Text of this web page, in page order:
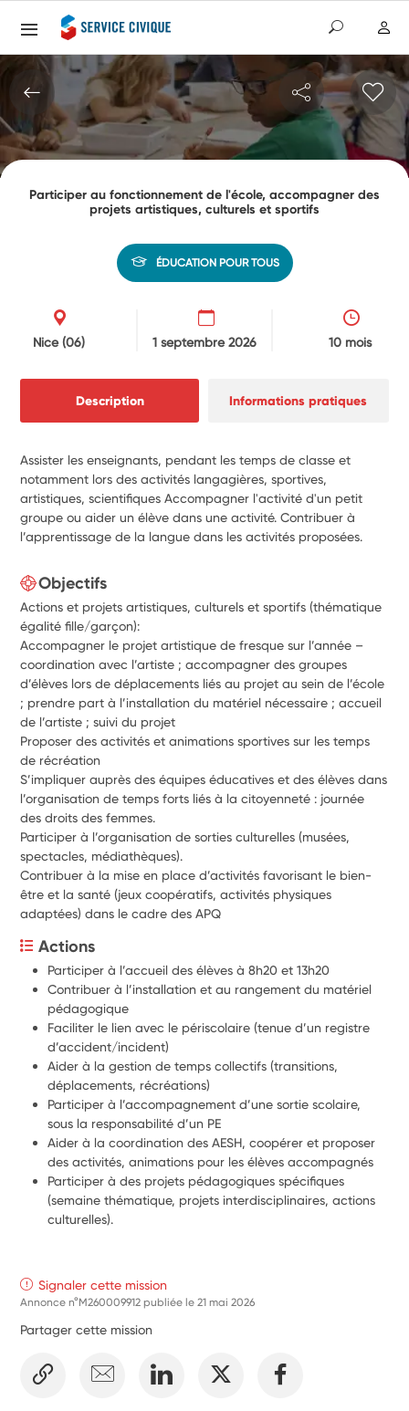
Participer au fonctionnement de l'école, accompagner des
projets artistiques, culturels et sportifs
ÉDUCATION POUR TOUS
Nice(06) 1 septembre 2026 10 mois
Description Informations pratiques
Assister les enseignants, pendant les temps de classe et
notamment lors des activités langagières, sportives,
artistiques, scientifiques Accompagner l'activité d'un petit
groupe ou aider un élève dans une activité. Contribuer à
l’apprentissage de la langue dans les activités proposées.
Objectifs
Actions et projets artistiques, culturels et sportifs (thématique
égalité fille/garçon):
Accompagner le projet artistique de fresque sur l’année –
coordination avec l’artiste ; accompagner des groupes
d’élèves lors de déplacements liés au projet au sein de l’école
; prendre part à l’installation du matériel nécessaire ; accueil
de l’artiste ; suivi du projet
Proposer des activités et animations sportives sur les temps
de récréation
S’impliquer auprès des équipes éducatives et des élèves dans
l’organisation de temps forts liés à la citoyenneté : journée
des droits des femmes.
Participer à l’organisation de sorties culturelles (musées,
spectacles, médiathèques).
Contribuer à la mise en place d’activités favorisant le bien-
être et la santé (jeux coopératifs, activités physiques
adaptées) dans le cadre des APQ
Actions
Participer à l’accueil des élèves à 8h20 et 13h20
Contribuer à l’installation et au rangement du matériel
pédagogique
Faciliter le lien avec le périscolaire (tenue d’un registre
d’accident/incident)
Aider à la gestion de temps collectifs (transitions,
déplacements, récréations)
Participer à l’accompagnement d’une sortie scolaire,
sous la responsabilité d’un PE
Aider à la coordination des AESH, coopérer et proposer
des activités, animations pour les élèves accompagnés
Participer à des projets pédagogiques spécifiques
(semaine thématique, projets interdisciplinaires, actions
culturelles).
Signaler cette mission
Annonce n°M260009912 publiée le21 mai 2026
Partager cette mission